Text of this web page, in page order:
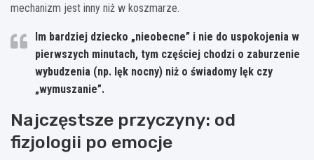
mechanizm jest inny niż w koszmarze.
Im bardziej dziecko „nieobecne” i nie do uspokojenia w
pierwszych minutach, tym częściej chodzi o zaburzenie
wybudzenia (np. lęk nocny) niż o świadomy lęk czy
„wymuszanie”.
Najczęstsze przyczyny: od
fizjologii po emocje